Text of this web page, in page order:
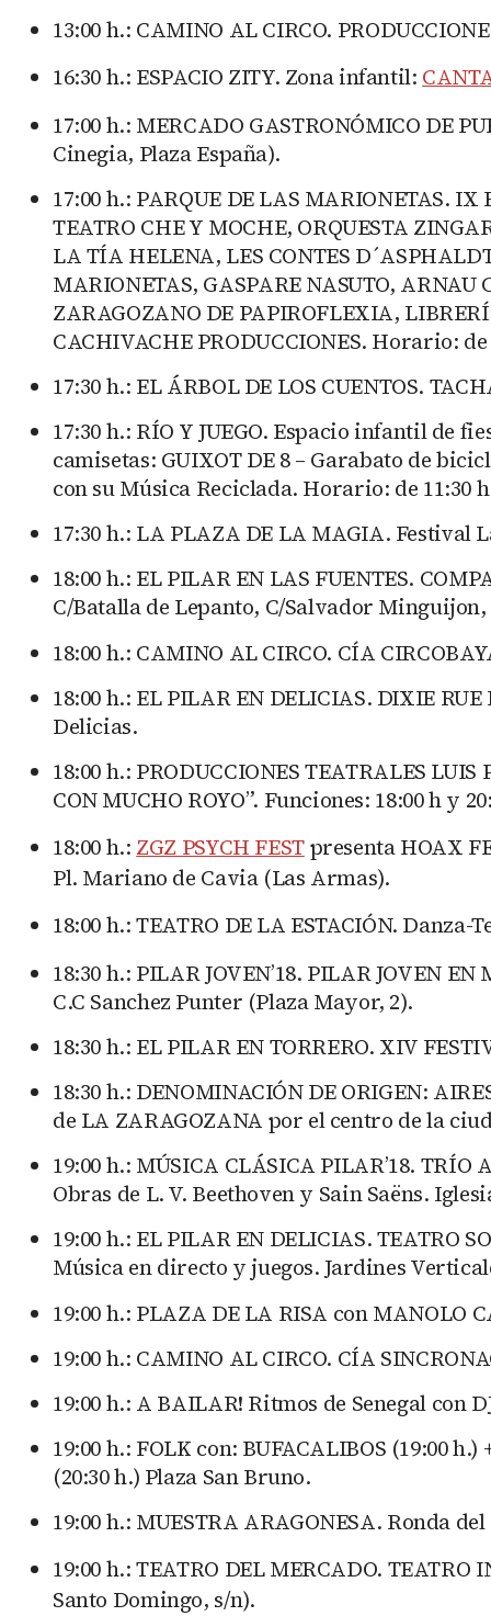
13:00 h.: CAMINO AL CIRCO.
16:30 h.: ESPACIO ZITY. Zona infantil:
17:00 h.: MERCADO GASTRONÓMICO DE
Cinegia, Plaza España).
17:00 h.: PARQUE DE LAS MARIONETAS.
TEATRO CHE Y MOCHE, ORQUESTA
LA TÍA HELENA, LES CONTES
MARIONETAS, GASPARE NASUTO,
ZARAGOZANO DE PAPIROFLEXIA,
CACHIVACHE PRODUCCIONES. Horario:
17:30 h.: EL ÁRBOL DE LOS CUENTOS.
17:30 h.: RÍO Y JUEGO. Espacio infantil de
camisetas: GUIXOT DE 8 – Garabato de
con su Música Reciclada. Horario: de 11:30
17:30 h.: LA PLAZA DE LA MAGIA. Festival
18:00 h.: EL PILAR EN LAS FUENTES.
C/Batalla de Lepanto, C/Salvador
18:00 h.: CAMINO AL CIRCO. CÍA
18:00 h.: EL PILAR EN DELICIAS. DIXIE
Delicias.
18:00 h.: PRODUCCIONES TEATRALES
CON MUCHO ROYO”. Funciones: 18:00 h
18:00 h.: ZGZ PSYCH FESTpresenta HOAX
Pl. Mariano de Cavia (Las Armas).
18:00 h.: TEATRO DE LA ESTACIÓN. Danza-
18:30 h.: PILAR JOVEN’18. PILAR JOVEN
C.C Sanchez Punter (Plaza Mayor, 2).
18:30 h.: EL PILAR EN TORRERO. XIV
18:30 h.: DENOMINACIÓN DE ORIGEN:
de LA ZARAGOZANA por el centro de la
19:00 h.: MÚSICA CLÁSICA PILAR’18.
Obras de L. V. Beethoven y Sain Saëns.
19:00 h.: EL PILAR EN DELICIAS. TEATRO
Música en directo y juegos. Jardines
19:00 h.: PLAZA DE LA RISA con MANOLO
19:00 h.: CAMINO AL CIRCO. CÍA
19:00 h.: A BAILAR! Ritmos de Senegal con
19:00 h.: FOLK con: BUFACALIBOS (19:00
(20:30 h.) Plaza San Bruno.
19:00 h.: MUESTRA ARAGONESA. Ronda
19:00 h.: TEATRO DEL MERCADO. TEATRO
Santo Domingo, s/n).